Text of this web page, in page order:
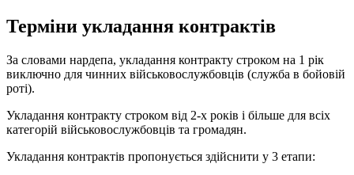
Терміни укладання контрактів
За словами нардепа, укладання контракту строком на 1 рік
виключно для чинних військовослужбовців (служба в бойовій
роті).
Укладання контракту строком від 2-х років і більше для всіх
категорій військовослужбовців та громадян.
Укладання контрактів пропонується здійснити у 3 етапи: